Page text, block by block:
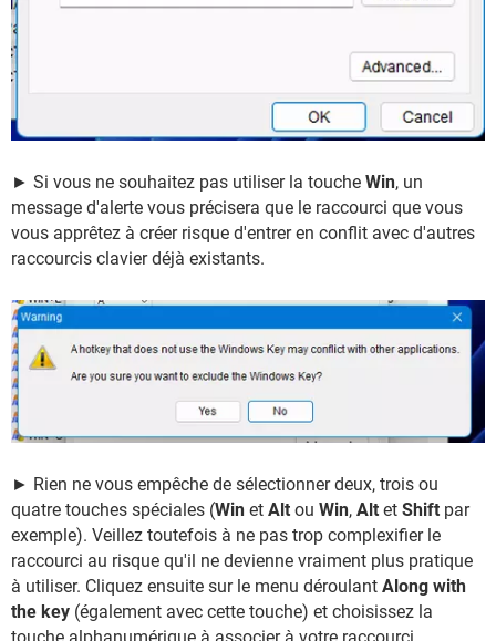
► Si vous ne souhaitez pas utiliser la touche Win, un
message d'alerte vous précisera que le raccourci que vous
vous apprêtez à créer risque d'entrer en conflit avec d'autres
raccourcis clavier déjà existants.
► Rien ne vous empêche de sélectionner deux, trois ou
quatre touches spéciales (Win et Alt ou Win, Alt et Shift par
exemple). Veillez toutefois à ne pas trop complexifier le
raccourci au risque qu'il ne devienne vraiment plus pratique
à utiliser. Cliquez ensuite sur le menu déroulant Along with
the key (également avec cette touche) et choisissez la